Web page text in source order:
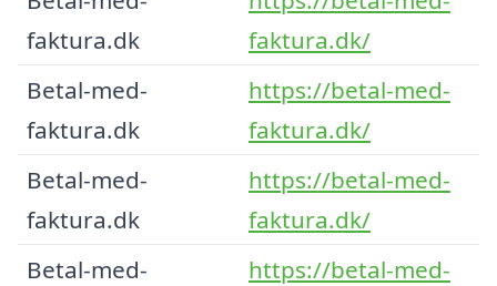
faktura.dk
faktura.dk/
Betal-med-
faktura.dk
https://betal-med-
faktura.dk/
Betal-med-
faktura.dk
https://betal-med-
faktura.dk/
Betal-med-
https://betal-med-